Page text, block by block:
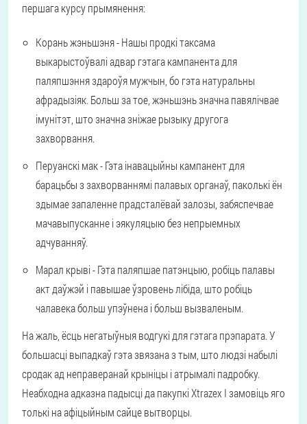
першага курсу прымянення:
Корань жэньшэня -Нашы продкі таксама
выкарыстоўвалі адвар гэтага кампанента для
паляпшэння здароўя мужчын, бо гэта натуральны
афрадызіяк. Больш за тое, жэньшэнь значна павялічвае
імунітэт, што значна зніжае рызыку другога
захворвання.
Перуанскі мак -Гэта інавацыйны кампанент для
барацьбы з захворваннямі палавых органаў, паколькі ён
здымае запаленне прадсталёвай залозы, забяспечвае
мачавыпусканне і эякуляцыю без непрыемных
адчуванняў.
Марал крыві -Гэта паляпшае патэнцыю, робіць палавы
акт даўжэй і павышае ўзровень лібіда, што робіць
чалавека больш упэўнена і больш вызваленым.
На жаль, ёсць негатыўныя водгукі для гэтага прэпарата. У
большасці выпадкаў гэта звязана з тым, што людзі набылі
сродак ад неправеранай крыніцы і атрымалі падробку.
Неабходна адказна падысці да пакупкі Xtrazex І замовіць яго
толькі на афіцыйным сайце вытворцы.